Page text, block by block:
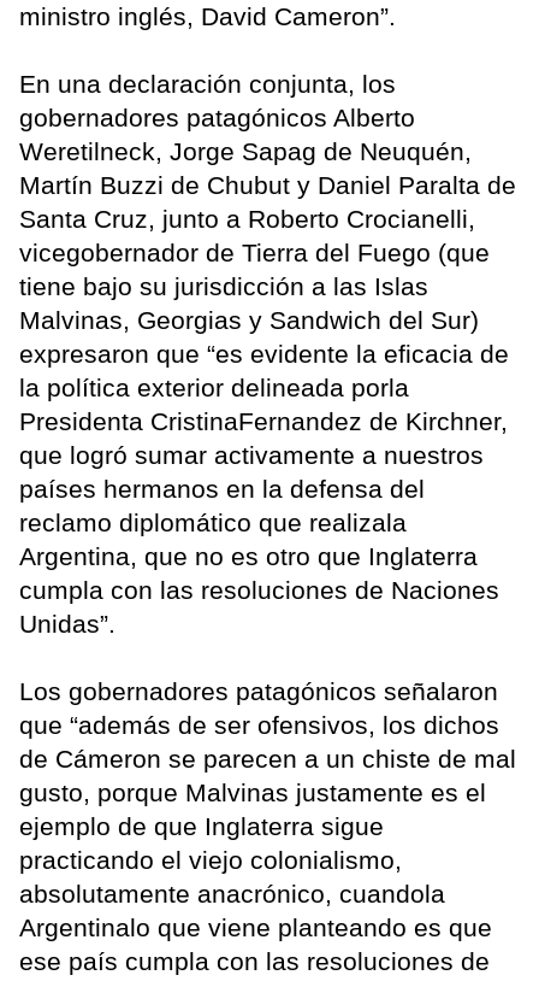
ministro inglés, David Cameron”.
En una declaración conjunta, los
gobernadores patagónicos Alberto
Weretilneck, Jorge Sapag de Neuquén,
Martín Buzzi de Chubut y Daniel Paralta de
Santa Cruz, junto a Roberto Crocianelli,
vicegobernador de Tierra del Fuego (que
tiene bajo su jurisdicción a las Islas
Malvinas, Georgias y Sandwich del Sur)
expresaron que “es evidente la eficacia de
la política exterior delineada porla
Presidenta CristinaFernandez de Kirchner,
que logró sumar activamente a nuestros
países hermanos en la defensa del
reclamo diplomático que realizala
Argentina, que no es otro que Inglaterra
cumpla con las resoluciones de Naciones
Unidas”.
Los gobernadores patagónicos señalaron
que “además de ser ofensivos, los dichos
de Cámeron se parecen a un chiste de mal
gusto, porque Malvinas justamente es el
ejemplo de que Inglaterra sigue
practicando el viejo colonialismo,
absolutamente anacrónico, cuandola
Argentinalo que viene planteando es que
ese país cumpla con las resoluciones de